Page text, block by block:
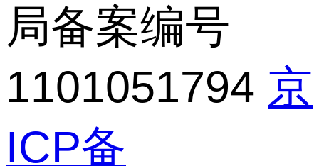
局备案编号
1101051794 京
ICP备